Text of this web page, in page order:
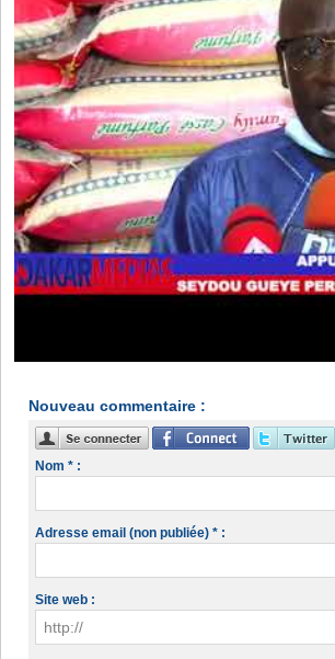
Nouveau commentaire :
Nom * :
Adresse email (non publiée) * :
Site web :